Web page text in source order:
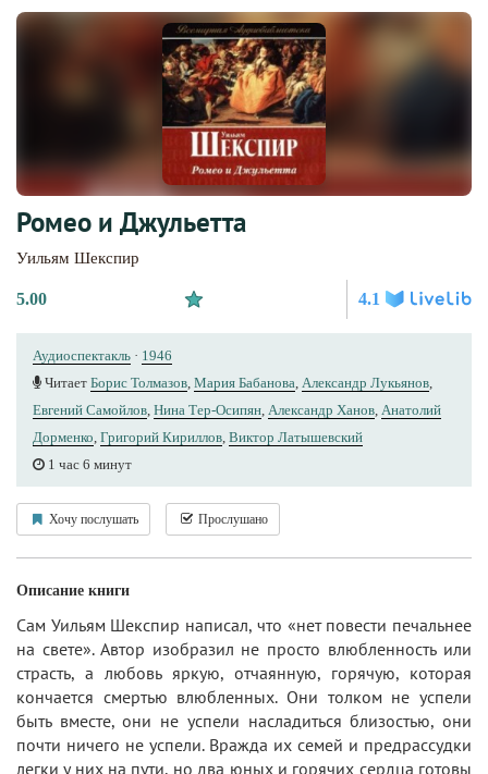
Ромео и Джульетта
Уильям Шекспир
5.00 4.1
Аудиоспектакль · 1946
Читает Борис Толмазов Мария Бабанова Александр Лукьянов
Евгений Самойлов Нина Тер-Осипян Александр Ханов Анатолий
Дорменко Григорий Кириллов Виктор Латышевский
1 час 6 минут
Хочу послушать Прослушано
Описание книги
Сам Уильям Шекспир написал, что «нет повести печальнее
на свете». Автор изобразил не просто влюбленность или
страсть, а любовь яркую, отчаянную, горячую, которая
кончается смертью влюбленных. Они толком не успели
быть вместе, они не успели насладиться близостью, они
почти ничего не успели. Вражда их семей и предрассудки
легки у них на пути, но два юных и горячих сердца готовы